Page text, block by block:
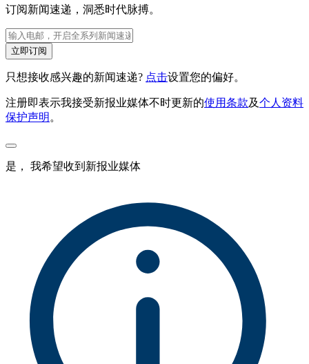
订阅新闻速递，洞悉时代脉搏。
立即订阅
只想接收感兴趣的新闻速递? 点击设置您的偏好。
注册即表示我接受新报业媒体不时更新的使用条款及个人资料
保护声明 。
是， 我希望收到新报业媒体